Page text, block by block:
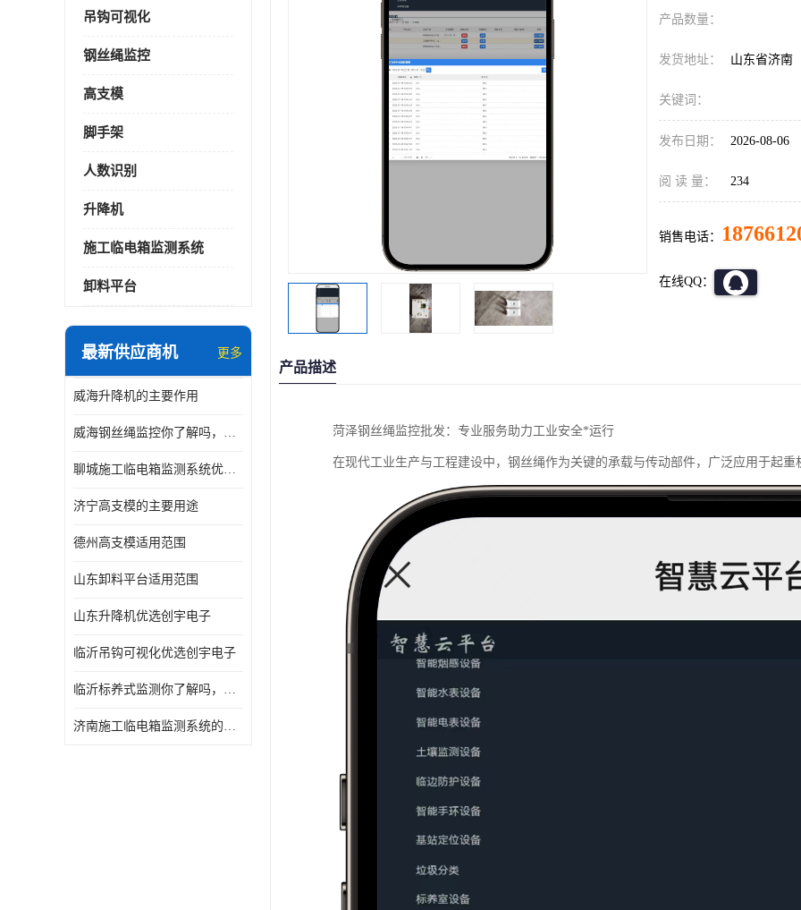
吊钩可视化
钢丝绳监控
高支模
脚手架
人数识别
升降机
施工临电箱监测系统
卸料平台
最新供应商机 更多
威海升降机的主要作用
威海钢丝绳监控你了解吗，产品指南
聊城施工临电箱监测系统优选创宇电子
济宁高支模的主要用途
德州高支模适用范围
山东卸料平台适用范围
山东升降机优选创宇电子
临沂吊钩可视化优选创宇电子
临沂标养式监测你了解吗，产品指南
济南施工临电箱监测系统的主要用途
产品数量：
发货地址： 山东省济南
关键词：
发布日期： 2026-08-06
阅 读 量： 234
销售电话：
在线QQ：
产品描述
菏泽钢丝绳监控批发：专业服务助力工业安全*运行
在现代工业生产与工程建设中，钢丝绳作为关键的承载与传动部件，广泛应用于起